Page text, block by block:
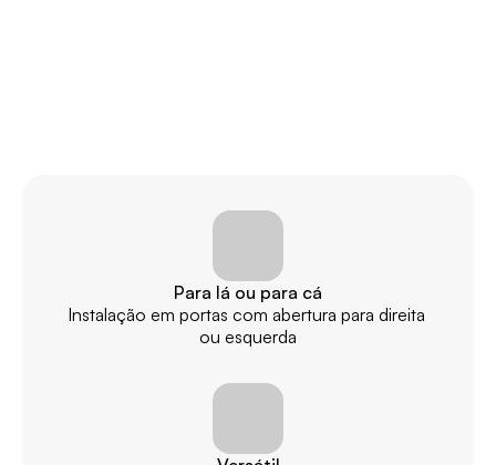
Para lá ou para cá
Instalação em portas com abertura para direita
ou esquerda